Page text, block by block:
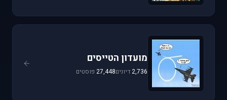
מועדון הטייסים
2,736דיונים27,448 פוסטים